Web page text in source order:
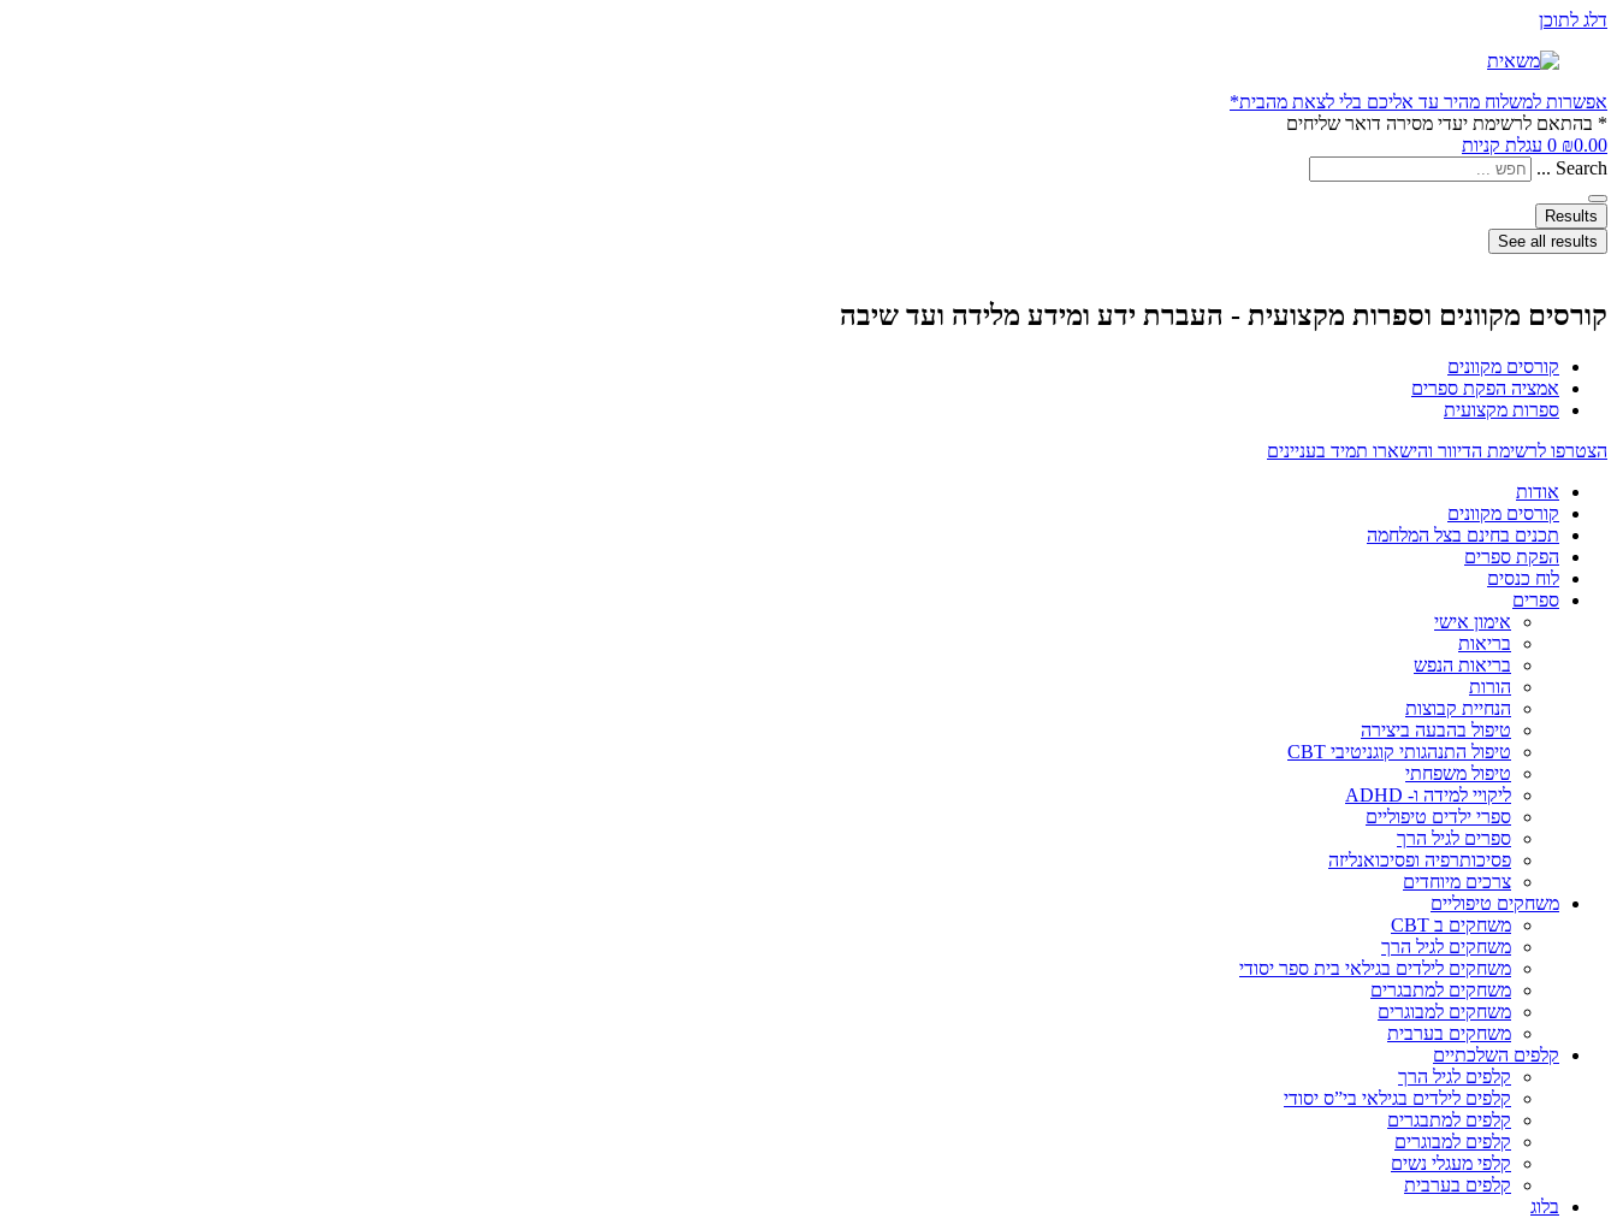
דלג לתוכן
אפשרות למשלוח מהיר עד אליכם בלי לצאת מהבית*
* בהתאם לרשימת יעדי מסירה דואר שליחים
₪0.00
0 עגלת קניות
Search ...
Results
See all results
קורסים מקוונים וספרות מקצועית - העברת ידע ומידע מלידה ועד שיבה
קורסים מקוונים
אמציה הפקת ספרים
ספרות מקצועית
הצטרפו לרשימת הדיוור והישארו תמיד בעניינים
אודות
קורסים מקוונים
תכנים בחינם בצל המלחמה
הפקת ספרים
לוח כנסים
ספרים
אימון אישי
בריאות
בריאות הנפש
הורות
הנחיית קבוצות
טיפול בהבעה ביצירה
טיפול התנהגותי קוגניטיבי CBT
טיפול משפחתי
ליקויי למידה ו- ADHD
ספרי ילדים טיפוליים
ספרים לגיל הרך
פסיכותרפיה ופסיכואנליזה
צרכים מיוחדים
משחקים טיפוליים
משחקים ב CBT
משחקים לגיל הרך
משחקים לילדים בגילאי בית ספר יסודי
משחקים למתבגרים
משחקים למבוגרים
משחקים בערבית
קלפים השלכתיים
קלפים לגיל הרך
קלפים לילדים בגילאי בי”ס יסודי
קלפים למתבגרים
קלפים למבוגרים
קלפי מעגלי נשים
קלפים בערבית
בלוג